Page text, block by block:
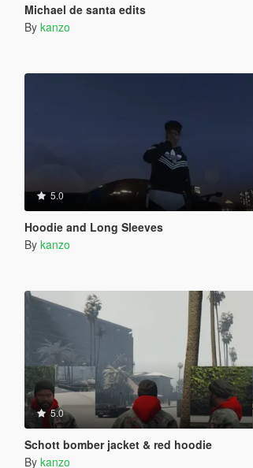
Michael de santa edits
By kanzo
5.0
Hoodie and Long Sleeves
By kanzo
5.0
Schott bomber jacket & red hoodie
By kanzo